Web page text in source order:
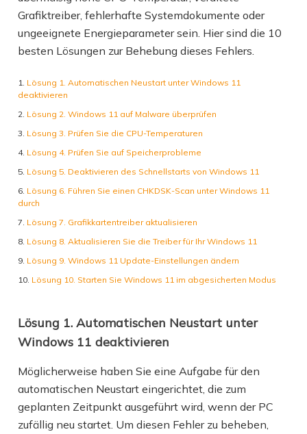
Grafiktreiber, fehlerhafte Systemdokumente oder
ungeeignete Energieparameter sein. Hier sind die 10
besten Lösungen zur Behebung dieses Fehlers.
Lösung 1. Automatischen Neustart unter Windows 11
deaktivieren
Lösung 2. Windows 11 auf Malware überprüfen
Lösung 3. Prüfen Sie die CPU-Temperaturen
Lösung 4. Prüfen Sie auf Speicherprobleme
Lösung 5. Deaktivieren des Schnellstarts von Windows 11
Lösung 6. Führen Sie einen CHKDSK-Scan unter Windows 11
durch
Lösung 7. Grafikkartentreiber aktualisieren
Lösung 8. Aktualisieren Sie die Treiber für Ihr Windows 11
Lösung 9. Windows 11 Update-Einstellungen ändern
Lösung 10. Starten Sie Windows 11 im abgesicherten Modus
Lösung 1. Automatischen Neustart unter
Windows 11 deaktivieren
Möglicherweise haben Sie eine Aufgabe für den
automatischen Neustart eingerichtet, die zum
geplanten Zeitpunkt ausgeführt wird, wenn der PC
zufällig neu startet. Um diesen Fehler zu beheben,